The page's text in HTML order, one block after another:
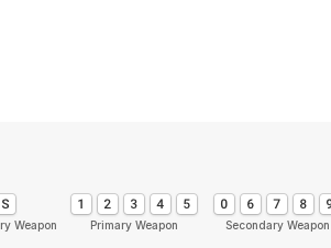
Weapon Primary Weapon Secondary Weapon